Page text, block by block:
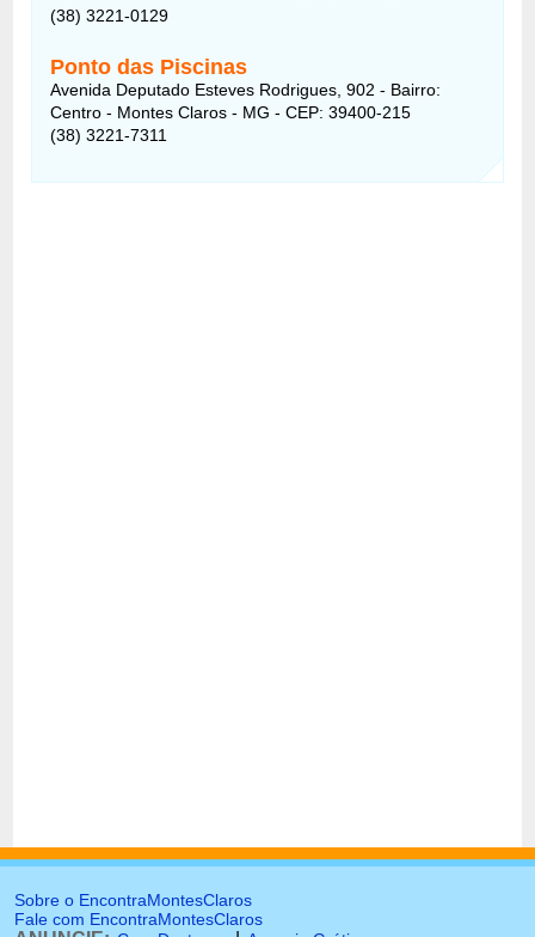
(38) 3221-0129
Ponto das Piscinas
Avenida Deputado Esteves Rodrigues, 902 - Bairro:
Centro - Montes Claros - MG - CEP: 39400-215
(38) 3221-7311
Sobre o EncontraMontesClaros
Fale com EncontraMontesClaros